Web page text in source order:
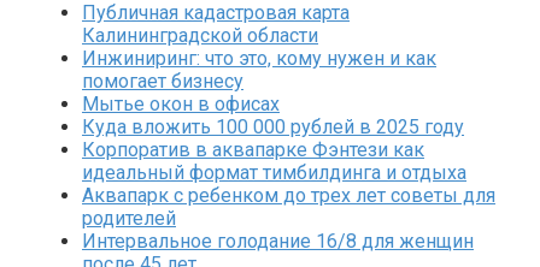
Публичная кадастровая карта
Калининградской области
Инжиниринг: что это, кому нужен и как
помогает бизнесу
Мытье окон в офисах
Куда вложить 100 000 рублей в 2025 году
Корпоратив в аквапарке Фэнтези как
идеальный формат тимбилдинга и отдыха
Аквапарк с ребенком до трех лет советы для
родителей
Интервальное голодание 16/8 для женщин